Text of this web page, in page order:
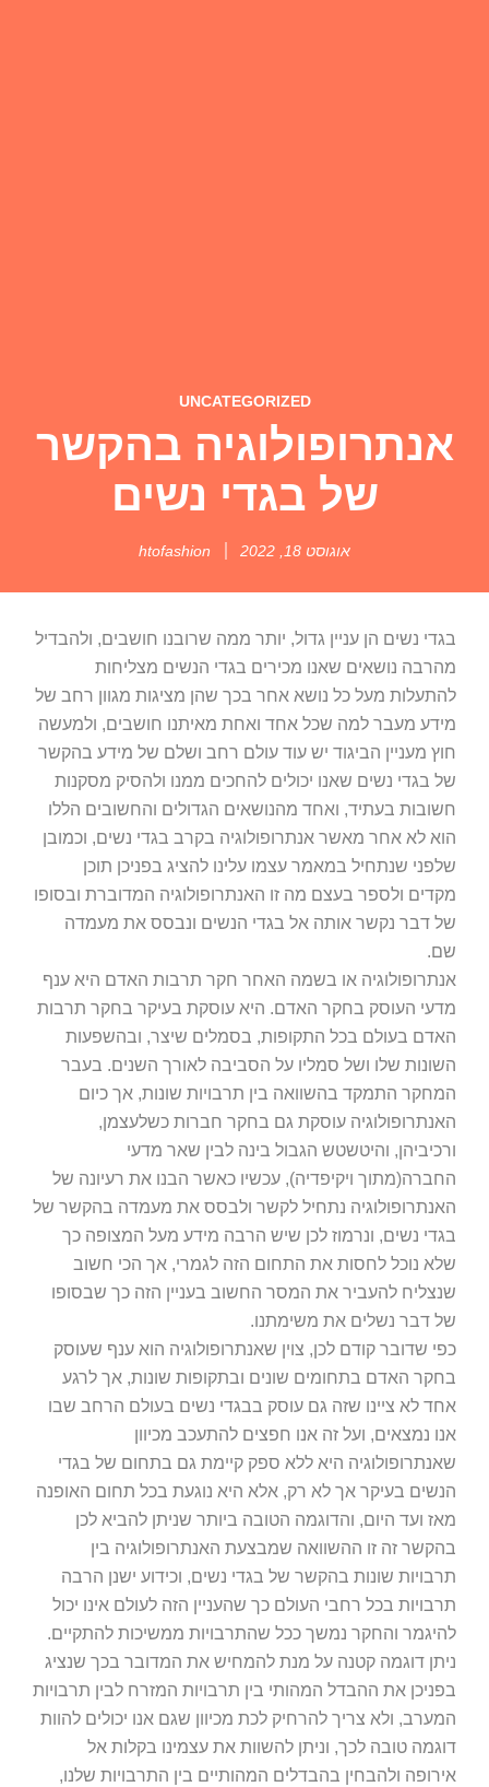
UNCATEGORIZED
אנתרופולוגיה בהקשר
של בגדי נשים
אוגוסט 18, 2022 htofashion
בגדי נשים הן עניין גדול, יותר ממה שרובנו חושבים, ולהבדיל
מהרבה נושאים שאנו מכירים בגדי הנשים מצליחות
להתעלות מעל כל נושא אחר בכך שהן מציגות מגוון רחב של
מידע מעבר למה שכל אחד ואחת מאיתנו חושבים, ולמעשה
חוץ מעניין הביגוד יש עוד עולם רחב ושלם של מידע בהקשר
של בגדי נשים שאנו יכולים להחכים ממנו ולהסיק מסקנות
חשובות בעתיד, ואחד מהנושאים הגדולים והחשובים הללו
הוא לא אחר מאשר אנתרופולוגיה בקרב בגדי נשים, וכמובן
שלפני שנתחיל במאמר עצמו עלינו להציג בפניכן תוכן
מקדים ולספר בעצם מה זו האנתרופולוגיה המדוברת ובסופו
של דבר נקשר אותה אל בגדי הנשים ונבסס את מעמדה
שם.
אנתרופולוגיה או בשמה האחר חקר תרבות האדם היא ענף
מדעי העוסק בחקר האדם. היא עוסקת בעיקר בחקר תרבות
האדם בעולם בכל התקופות, בסמלים שיצר, ובהשפעות
השונות שלו ושל סמליו על הסביבה לאורך השנים. בעבר
המחקר התמקד בהשוואה בין תרבויות שונות, אך כיום
האנתרופולוגיה עוסקת גם בחקר חברות כשלעצמן,
ורכיביהן, והיטשטש הגבול בינה לבין שאר מדעי
החברה(מתוך ויקיפדיה), עכשיו כאשר הבנו את רעיונה של
האנתרופולוגיה נתחיל לקשר ולבסס את מעמדה בהקשר של
בגדי נשים, ונרמוז לכן שיש הרבה מידע מעל המצופה כך
שלא נוכל לחסות את התחום הזה לגמרי, אך הכי חשוב
שנצליח להעביר את המסר החשוב בעניין הזה כך שבסופו
של דבר נשלים את משימתנו.
כפי שדובר קודם לכן, צוין שאנתרופולוגיה הוא ענף שעוסק
בחקר האדם בתחומים שונים ובתקופות שונות, אך לרגע
אחד לא ציינו שזה גם עוסק בבגדי נשים בעולם הרחב שבו
אנו נמצאים, ועל זה אנו חפצים להתעכב מכיוון
שאנתרופולוגיה היא ללא ספק קיימת גם בתחום של בגדי
הנשים בעיקר אך לא רק, אלא היא נוגעת בכל תחום האופנה
מאז ועד היום, והדוגמה הטובה ביותר שניתן להביא לכן
בהקשר זה זו ההשוואה שמבצעת האנתרופולוגיה בין
תרבויות שונות בהקשר של בגדי נשים, וכידוע ישנן הרבה
תרבויות בכל רחבי העולם כך שהעניין הזה לעולם אינו יכול
להיגמר והחקר נמשך ככל שהתרבויות ממשיכות להתקיים.
ניתן דוגמה קטנה על מנת להמחיש את המדובר בכך שנציג
בפניכן את ההבדל המהותי בין תרבויות המזרח לבין תרבויות
המערב, ולא צריך להרחיק לכת מכיוון שגם אנו יכולים להוות
דוגמה טובה לכך, וניתן להשוות את עצמינו בקלות אל
אירופה ולהבחין בהבדלים המהותיים בין התרבויות שלנו,